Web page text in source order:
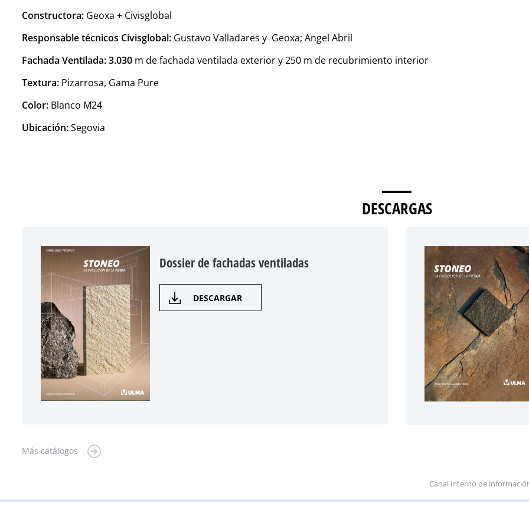
Constructora: Geoxa + Civisglobal
Responsable técnicos Civisglobal: Gustavo Valladares y Geoxa; Angel Abril
Fachada Ventilada:3.030 m de fachada ventilada exterior y 250 m de recubrimiento interior
Textura: Pizarrosa, Gama Pure
Color: Blanco M24
Ubicación:Segovia
DESCARGAS
Dossier de fachadas ventiladas
DESCARGAR
Más catálogos
Canal interno de